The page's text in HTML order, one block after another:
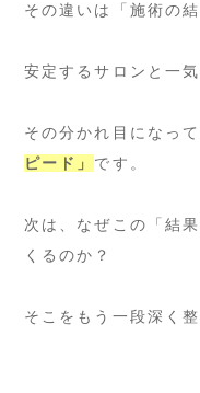
その違いは「施術の
安定するサロンと一
その分かれ目になって
ピード」 です。
次は、なぜこの「結
くるのか？
そこをもう一段深く